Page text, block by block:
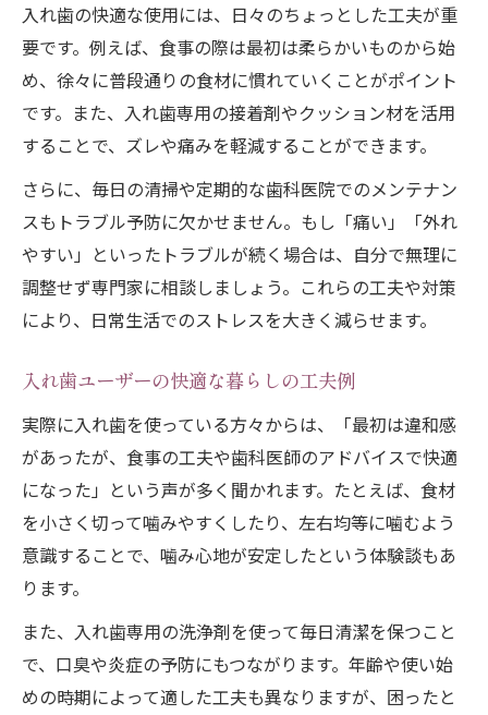
入れ歯の快適な使用には、日々のちょっとした工夫が重
要です。例えば、食事の際は最初は柔らかいものから始
め、徐々に普段通りの食材に慣れていくことがポイント
です。また、入れ歯専用の接着剤やクッション材を活用
することで、ズレや痛みを軽減することができます。
さらに、毎日の清掃や定期的な歯科医院でのメンテナン
スもトラブル予防に欠かせません。もし「痛い」「外れ
やすい」といったトラブルが続く場合は、自分で無理に
調整せず専門家に相談しましょう。これらの工夫や対策
により、日常生活でのストレスを大きく減らせます。
入れ歯ユーザーの快適な暮らしの工夫例
実際に入れ歯を使っている方々からは、「最初は違和感
があったが、食事の工夫や歯科医師のアドバイスで快適
になった」という声が多く聞かれます。たとえば、食材
を小さく切って噛みやすくしたり、左右均等に噛むよう
意識することで、噛み心地が安定したという体験談もあ
ります。
また、入れ歯専用の洗浄剤を使って毎日清潔を保つこと
で、口臭や炎症の予防にもつながります。年齢や使い始
めの時期によって適した工夫も異なりますが、困ったと